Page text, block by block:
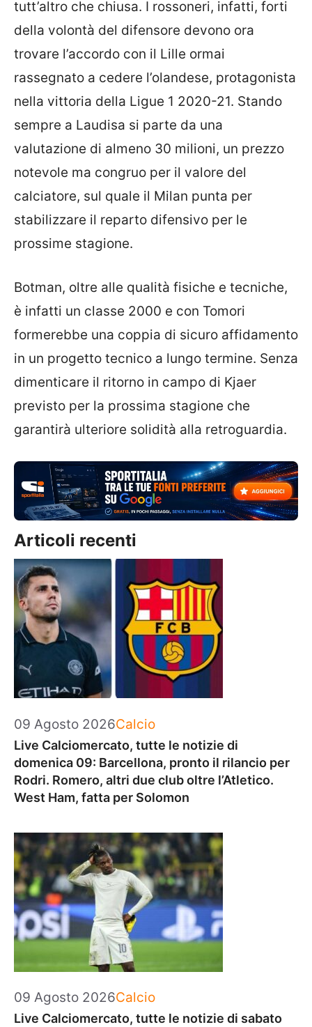
tutt’altro che chiusa. I rossoneri, infatti, forti
della volontà del difensore devono ora
trovare l’accordo con il Lille ormai
rassegnato a cedere l’olandese, protagonista
nella vittoria della Ligue 1 2020-21. Stando
sempre a Laudisa si parte da una
valutazione di almeno 30 milioni, un prezzo
notevole ma congruo per il valore del
calciatore, sul quale il Milan punta per
stabilizzare il reparto difensivo per le
prossime stagione.
Botman, oltre alle qualità fisiche e tecniche,
è infatti un classe 2000 e con Tomori
formerebbe una coppia di sicuro affidamento
in un progetto tecnico a lungo termine. Senza
dimenticare il ritorno in campo di Kjaer
previsto per la prossima stagione che
garantirà ulteriore solidità alla retroguardia.
Articoli recenti
09 Agosto 2026Categorie
Calcio
Live Calciomercato, tutte le notizie di
domenica 09: Barcellona, pronto il rilancio per
Rodri. Romero, altri due club oltre l’Atletico.
West Ham, fatta per Solomon
09 Agosto 2026Categorie
Calcio
Live Calciomercato, tutte le notizie di sabato